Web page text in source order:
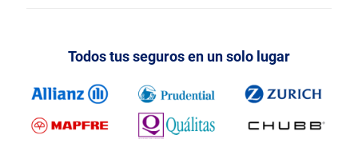
Todos tus seguros en un solo lugar